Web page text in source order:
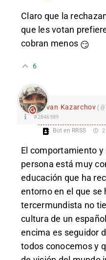
Claro que la
que les votan
cobran menos 😏
6
Ivan Kazarchov
#2846989
Bot en RRSS
El comportamiento
persona está muy
educación que ha
entorno en el que se
tercermundista no
cultura de un
encima es seguidor
todos conocemos y